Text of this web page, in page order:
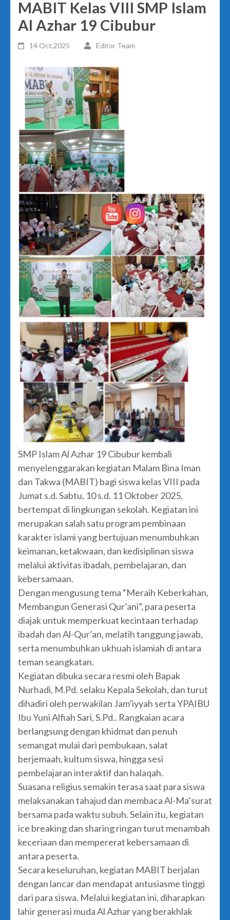
MABIT Kelas VIII SMP Islam
Al Azhar 19 Cibubur
14 Oct,2025 Editor Team
SMP Islam Al Azhar 19 Cibubur kembali
menyelenggarakan kegiatan Malam Bina Iman
dan Takwa (MABIT) bagi siswa kelas VIII pada
Jumat s.d. Sabtu, 10 s.d. 11 Oktober 2025,
bertempat di lingkungan sekolah. Kegiatan ini
merupakan salah satu program pembinaan
karakter islami yang bertujuan menumbuhkan
keimanan, ketakwaan, dan kedisiplinan siswa
melalui aktivitas ibadah, pembelajaran, dan
kebersamaan.
Dengan mengusung tema “Meraih Keberkahan,
Membangun Generasi Qur’ani”, para peserta
diajak untuk memperkuat kecintaan terhadap
ibadah dan Al-Qur’an, melatih tanggung jawab,
serta menumbuhkan ukhuah islamiah di antara
teman seangkatan.
Kegiatan dibuka secara resmi oleh Bapak
Nurhadi, M.Pd. selaku Kepala Sekolah, dan turut
dihadiri oleh perwakilan Jam’iyyah serta YPAIBU
Ibu Yuni Alfiah Sari, S.Pd.. Rangkaian acara
berlangsung dengan khidmat dan penuh
semangat mulai dari pembukaan, salat
berjemaah, kultum siswa, hingga sesi
pembelajaran interaktif dan halaqah.
Suasana religius semakin terasa saat para siswa
melaksanakan tahajud dan membaca Al-Ma’surat
bersama pada waktu subuh. Selain itu, kegiatan
ice breaking dan sharing ringan turut menambah
keceriaan dan mempererat kebersamaan di
antara peserta.
Secara keseluruhan, kegiatan MABIT berjalan
dengan lancar dan mendapat antusiasme tinggi
dari para siswa. Melalui kegiatan ini, diharapkan
lahir generasi muda Al Azhar yang berakhlak